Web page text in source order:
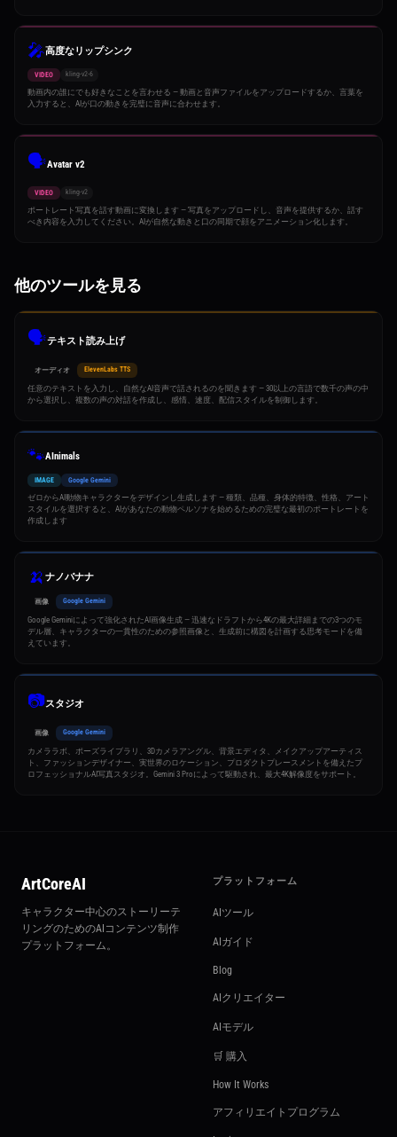
🎤高度なリップシンク
VIDEO kling-v2-6
動画内の誰にでも好きなことを言わせる — 動画と音声ファイルをアップロードするか、言葉を
入力すると、AIが口の動きを完璧に音声に合わせます。
🗣️Avatar v2
VIDEO kling-v2
ポートレート写真を話す動画に変換します — 写真をアップロードし、音声を提供するか、話す
べき内容を入力してください。AIが自然な動きと口の同期で顔をアニメーション化します。
他のツールを見る
🗣️テキスト読み上げ
オーディオ ElevenLabs TTS
任意のテキストを入力し、自然なAI音声で話されるのを聞きます — 30以上の言語で数千の声の中
から選択し、複数の声の対話を作成し、感情、速度、配信スタイルを制御します。
🐾AInimals
IMAGE Google Gemini
ゼロからAI動物キャラクターをデザインし生成します — 種類、品種、身体的特徴、性格、アート
スタイルを選択すると、AIがあなたの動物ペルソナを始めるための完璧な最初のポートレートを
作成します
🍌 ナノバナナ
画像 Google Gemini
Google Geminiによって強化されたAI画像生成 — 迅速なドラフトから4Kの最大詳細までの3つのモ
デル層、キャラクターの一貫性のための参照画像と、生成前に構図を計画する思考モードを備
えています。
📷スタジオ
画像 Google Gemini
カメララボ、ポーズライブラリ、3Dカメラアングル、背景エディタ、メイクアップアーティス
ト、ファッションデザイナー、実世界のロケーション、プロダクトプレースメントを備えたプ
ロフェッショナルAI写真スタジオ。Gemini 3 Proによって駆動され、最大4K解像度をサポート。
ArtCoreAI
キャラクター中心のストーリーテ
リングのためのAIコンテンツ制作
プラットフォーム。
プラットフォーム
AIツール
AIガイド
Blog
AIクリエイター
AIモデル
🛒 購入
How It Works
アフィリエイトプログラム